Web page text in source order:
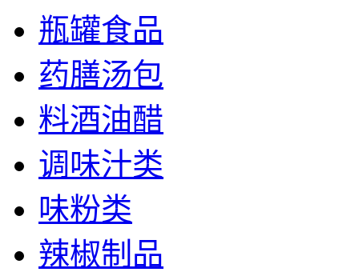
瓶罐食品
药膳汤包
料酒油醋
调味汁类
味粉类
辣椒制品